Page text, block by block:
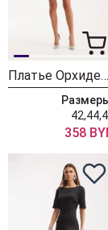
Платье ОрхидеяЛюкс 1519
358